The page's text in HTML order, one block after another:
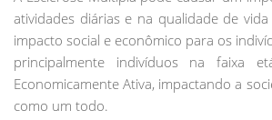
atividades diárias e na qualidade de
impacto social e econômico para os
principalmente indivíduos na faixa
Economicamente Ativa, impactando a
como um todo.